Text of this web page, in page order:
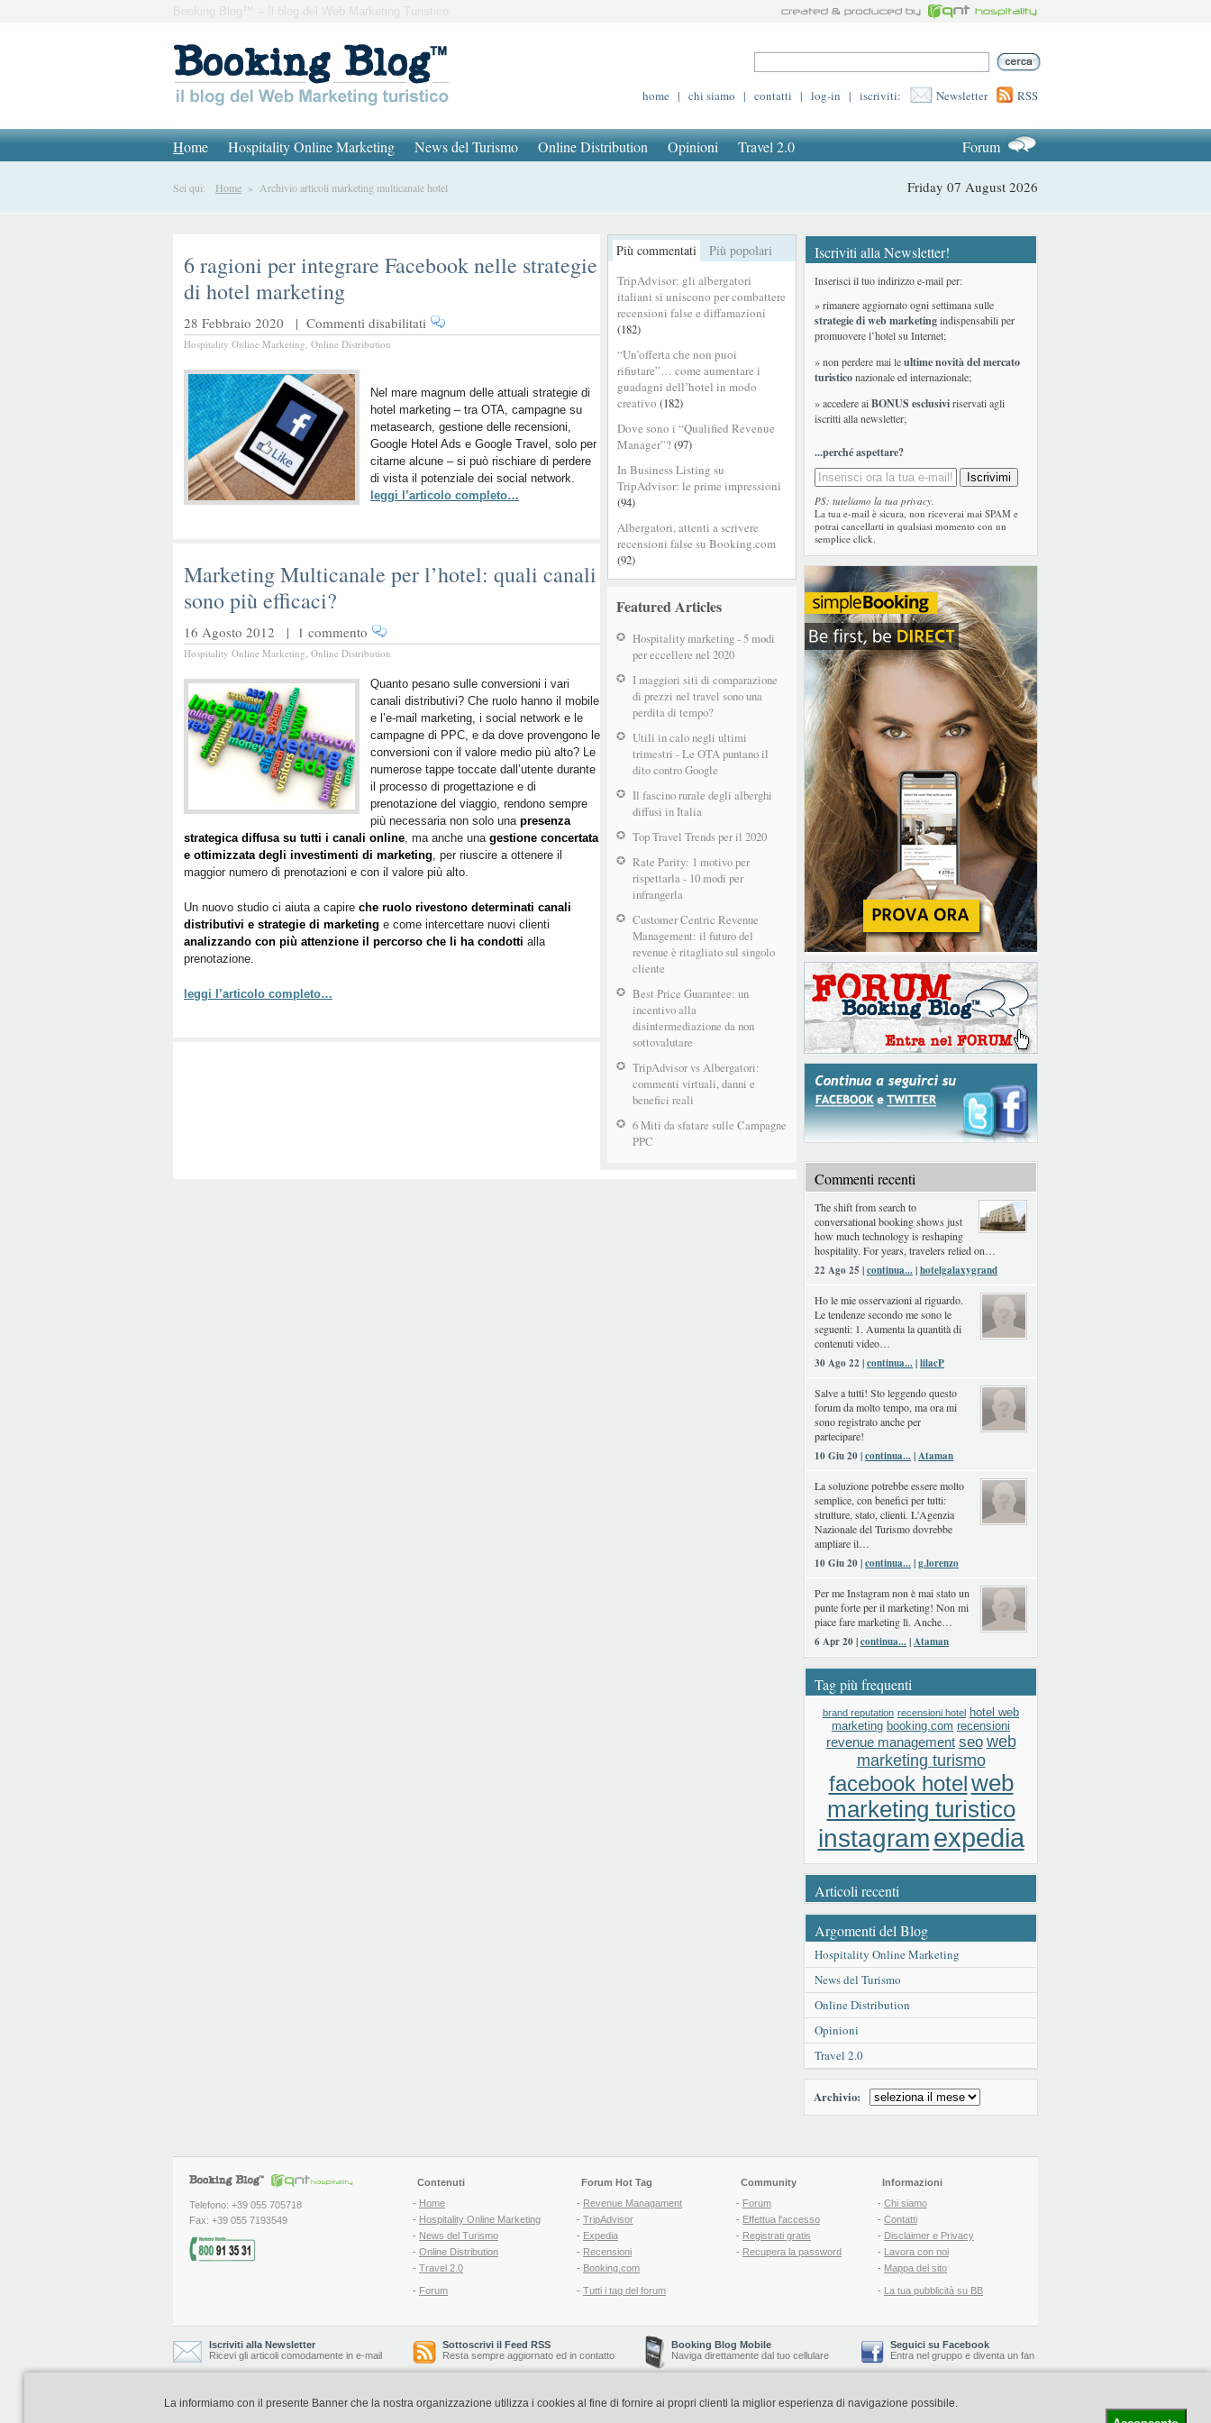
Booking Blog™ – Il blog del Web Marketing Turistico
home | chi siamo | contatti | log-in | iscriviti: Newsletter RSS
Home Hospitality Online Marketing News del Turismo Online Distribution Opinioni Travel 2.0 Forum
Sei qui: Home » Archivio articoli marketing multicanale hotel Friday 07 August 2026
Più commentati Più popolari
TripAdvisor: gli albergatori
italiani si uniscono per combattere
recensioni false e diffamazioni
(182)
“Un’offerta che non puoi
rifiutare”… come aumentare i
guadagni dell’hotel in modo
creativo (182)
Dove sono i “Qualified Revenue
Manager”?(97)
In Business Listing su
TripAdvisor: le prime impressioni
(94)
Albergatori, attenti a scrivere
recensioni false su Booking.com
(92)
Featured Articles
Hospitality marketing - 5 modi
per eccellere nel 2020
I maggiori siti di comparazione
di prezzi nel travel sono una
perdita di tempo?
Utili in calo negli ultimi
trimestri - Le OTA puntano il
dito contro Google
Il fascino rurale degli alberghi
diffusi in Italia
Top Travel Trends per il 2020
Rate Parity: 1 motivo per
rispettarla - 10 modi per
infrangerla
Customer Centric Revenue
Management: il futuro del
revenue è ritagliato sul singolo
cliente
Best Price Guarantee: un
incentivo alla
disintermediazione da non
sottovalutare
TripAdvisor vs Albergatori:
commenti virtuali, danni e
benefici reali
6 Miti da sfatare sulle Campagne
PPC
6 ragioni per integrare Facebook nelle strategie
di hotel marketing
28 Febbraio 2020 | Commenti disabilitati su
6
integrare
Facebook
nelle
strategie
di
hotel
marketing
Hospitality Online Marketing, Online Distribution
Nel mare magnum delle attuali strategie di
hotel marketing – tra OTA, campagne su
metasearch, gestione delle recensioni,
Google Hotel Ads e Google Travel, solo per
citarne alcune – si può rischiare di perdere
di vista il potenziale dei social network.
leggi l’articolo completo…
Marketing Multicanale per l’hotel: quali canali
sono più efficaci?
16 Agosto 2012 | 1 commento
Hospitality Online Marketing, Online Distribution
Quanto pesano sulle conversioni i vari
canali distributivi? Che ruolo hanno il mobile
e l’e-mail marketing, i social network e le
campagne di PPC, e da dove provengono le
conversioni con il valore medio più alto? Le
numerose tappe toccate dall’utente durante
il processo di progettazione e di
prenotazione del viaggio, rendono sempre
più necessaria non solo una presenza
strategica diffusa su tutti i canali online, ma anche una gestione concertata
e ottimizzata degli investimenti di marketing, per riuscire a ottenere il
maggior numero di prenotazioni e con il valore più alto.
Un nuovo studio ci aiuta a capire che ruolo rivestono determinati canali
distributivi e strategie di marketing e come intercettare nuovi clienti
analizzando con più attenzione il percorso che li ha condotti alla
prenotazione.
leggi l’articolo completo…
Iscriviti alla Newsletter!
Inserisci il tuo indirizzo e-mail per:
» rimanere aggiornato ogni settimana sulle
strategie di web marketingindispensabili per
promuovere l’hotel su Internet;
» non perdere mai leultime novità del mercato
turisticonazionale ed internazionale;
» accedere aiBONUS esclusiviriservati agli
iscritti alla newsletter;
...perché aspettare?
PS: tuteliamo la tua privacy.
La tua e-mail è sicura, non riceverai mai SPAM e
potrai cancellarti in qualsiasi momento con un
semplice click.
Commenti recenti
The shift from search to
conversational booking shows just
how much technology is reshaping
hospitality. For years, travelers relied on…
22 Ago 25 |continua...|hotelgalaxygrand
Ho le mie osservazioni al riguardo.
Le tendenze secondo me sono le
seguenti: 1. Aumenta la quantità di
contenuti video…
30 Ago 22 |continua...|lilacP
Salve a tutti! Sto leggendo questo
forum da molto tempo, ma ora mi
sono registrato anche per
partecipare!
10 Giu 20 |continua...|Ataman
La soluzione potrebbe essere molto
semplice, con benefici per tutti:
strutture, stato, clienti. L'Agenzia
Nazionale del Turismo dovrebbe
ampliare il…
10 Giu 20 |continua...|g.lorenzo
Per me Instagram non è mai stato un
punte forte per il marketing! Non mi
piace fare marketing lì. Anche…
6 Apr 20 |continua...|Ataman
Tag più frequenti
brand reputation recensioni hotel hotel web
marketing booking.com recensioni
revenue management seo web
marketing turismo
facebook hotelweb
marketing turistico
instagramexpedia
Articoli recenti
Argomenti del Blog
Hospitality Online Marketing
News del Turismo
Online Distribution
Opinioni
Travel 2.0
Archivio:
Telefono: +39 055 705718
Fax: +39 055 7193549
Contenuti
- Home
- Hospitality Online Marketing
- News del Turismo
- Online Distribution
- Travel 2.0
- Forum
Forum Hot Tag
- Revenue Managament
- TripAdvisor
- Expedia
- Recensioni
- Booking.com
- Tutti i tag del forum
Community
- Forum
- Effettua l'accesso
- Registrati gratis
- Recupera la password
Informazioni
- Chi siamo
- Contatti
- Disclaimer e Privacy
- Lavora con noi
- Mappa del sito
- La tua pubblicità su BB
Iscriviti alla Newsletter
Ricevi gli articoli comodamente in e-mail
Sottoscrivi il Feed RSS
Resta sempre aggiornato ed in contatto
Booking Blog Mobile
Naviga direttamente dal tuo cellulare
Seguici su Facebook
Entra nel gruppo e diventa un fan
Booking Blog è realizzato e curato da Copyright © 2006-2026 QNT S.r.l. Socio Unico -www.qnt.it-Booking Blog™ -Il blog del Web Marketing Turistico
La informiamo con il presente Banner che la nostra organizzazione utilizza i cookies al fine di fornire ai propri clienti la miglior esperienza di navigazione possibile.